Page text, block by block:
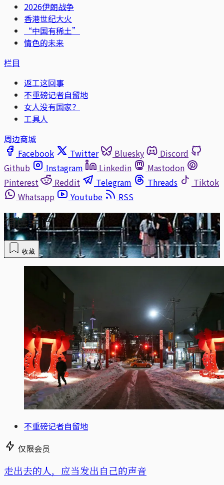
2026伊朗战争
香港世纪大火
“中国有稀土”
情色的未来
栏目
返工这回事
不重磅记者自留地
女人没有国家？
工具人
周边商城
Facebook
Twitter Bluesky
Discord
Github
Instagram Linkedin
Mastodon
Pinterest
Reddit Telegram Threads
Tiktok
Whatsapp
Youtube RSS
编读手记
收藏
不重磅记者自留地
仅限会员
走出去的人，应当发出自己的声音